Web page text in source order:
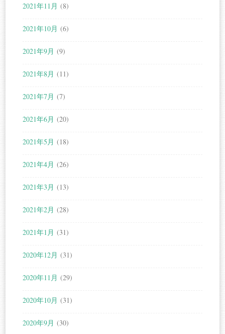
2021年11月 (8)
2021年10月 (6)
2021年9月 (9)
2021年8月 (11)
2021年7月 (7)
2021年6月 (20)
2021年5月 (18)
2021年4月 (26)
2021年3月 (13)
2021年2月 (28)
2021年1月 (31)
2020年12月 (31)
2020年11月 (29)
2020年10月 (31)
2020年9月 (30)